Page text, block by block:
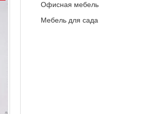
Офисная мебель
Мебель для сада